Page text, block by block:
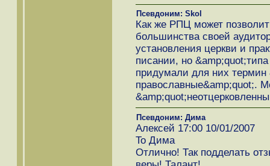
Псевдоним: Skol
Как же РПЦ может
большинства своей
установления церкви и
писании, но
придумали для них термин
православные&amp;quot;.
Псевдоним: Дима
Алексей 17:00 10/01/2007
To Дима
Отлично! Так подделать